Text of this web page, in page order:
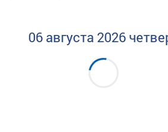
06 августа 2026